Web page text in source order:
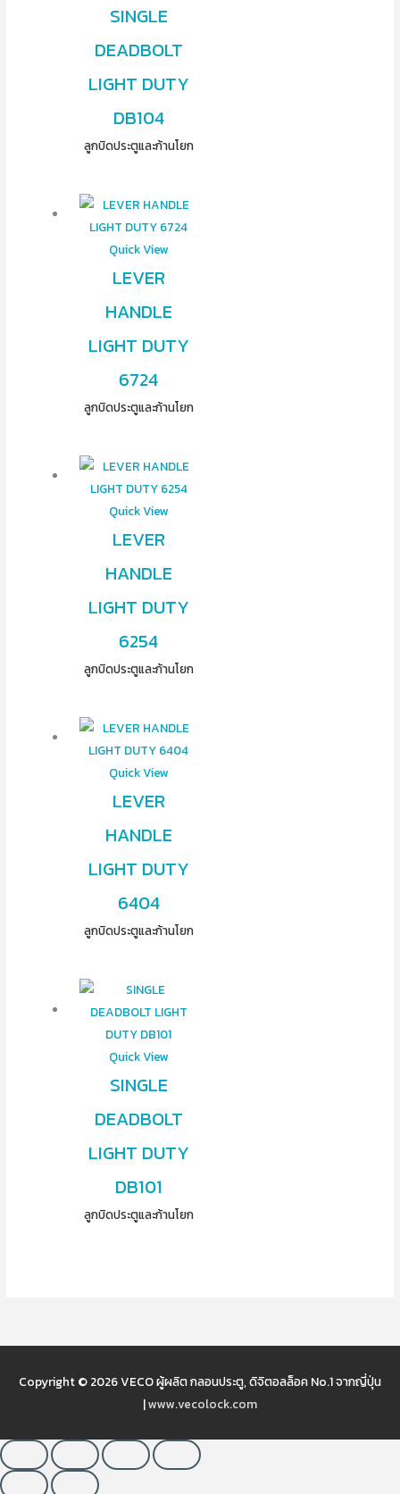
SINGLE
DEADBOLT
LIGHT DUTY
DB104
ลูกบิดประตูและก้านโยก
Quick View
LEVER
HANDLE
LIGHT DUTY
6724
ลูกบิดประตูและก้านโยก
Quick View
LEVER
HANDLE
LIGHT DUTY
6254
ลูกบิดประตูและก้านโยก
Quick View
LEVER
HANDLE
LIGHT DUTY
6404
ลูกบิดประตูและก้านโยก
Quick View
SINGLE
DEADBOLT
LIGHT DUTY
DB101
ลูกบิดประตูและก้านโยก
Copyright © 2026VECO ผู้ผลิต กลอนประตู, ดิจิตอลล็อค No.1 จากญี่ปุ่น
|www.vecolock.com